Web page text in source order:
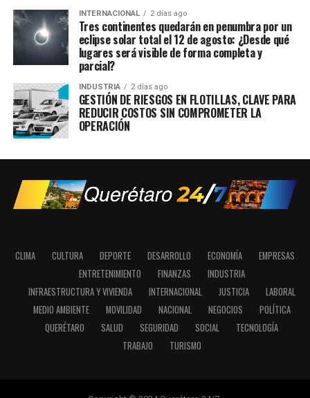
INTERNACIONAL 2 días ago
Tres continentes quedarán en penumbra por un
eclipse solar total el 12 de agosto: ¿Desde qué
lugares será visible de forma completa y
parcial?
INDUSTRIA 2 días ago
GESTIÓN DE RIESGOS EN FLOTILLAS, CLAVE PARA
REDUCIR COSTOS SIN COMPROMETER LA
OPERACIÓN
CLIMA CULTURA DEPORTE DESARROLLO ECONOMÍA
EMPRESAS
ENTRETENIMIENTO
FINANZAS
INDUSTRIA
INFRAESTRUCTURA Y VIVIENDA
INTERNACIONAL JUSTICIA
LABORAL
MEDIO AMBIENTE
MOVILIDAD NACIONAL NEGOCIOS
POLÍTICA
QUERÉTARO
SALUD SEGURIDAD SOCIAL
TECNOLOGÍA
TRABAJO
TURISMO